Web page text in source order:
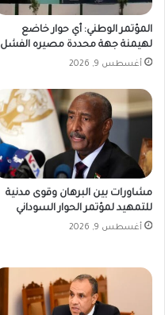
المؤتمر الوطني: أي حوار خاضع
لهيمنة جهة محددة مصيره الفشل
أغسطس 9, 2026
مشاورات بين البرهان وقوى مدنية
للتمهيد لمؤتمر الحوار السوداني
أغسطس 9, 2026